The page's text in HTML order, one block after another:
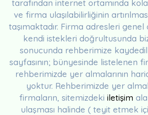
tarafından internet ortamında
ve firma ulaşılabilirliğinin
taşımaktadır. Firma adresleri
kendi istekleri doğrultusunda
sonucunda rehberimize
sayfasının; bünyesinde listelenen
rehberimizde yer almalarının
yoktur. Rehberimizde yer
firmaların, sitemizdeki iletişim
ulaşması halinde ( teyit etmek